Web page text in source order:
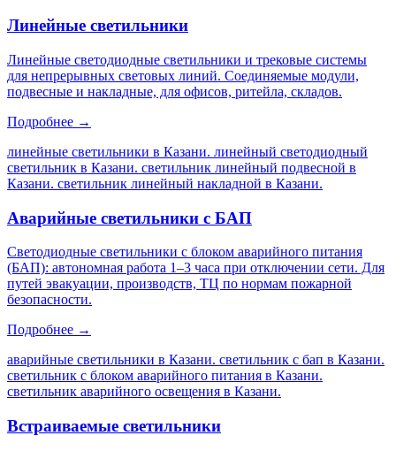
Линейные светильники
Линейные светодиодные светильники и трековые системы
для непрерывных световых линий. Соединяемые модули,
подвесные и накладные, для офисов, ритейла, складов.
Подробнее →
линейные светильники в Казани. линейный светодиодный
светильник в Казани. светильник линейный подвесной в
Казани. светильник линейный накладной в Казани.
Аварийные светильники с БАП
Светодиодные светильники с блоком аварийного питания
(БАП): автономная работа 1–3 часа при отключении сети. Для
путей эвакуации, производств, ТЦ по нормам пожарной
безопасности.
Подробнее →
аварийные светильники в Казани. светильник с бап в Казани.
светильник с блоком аварийного питания в Казани.
светильник аварийного освещения в Казани.
Встраиваемые светильники